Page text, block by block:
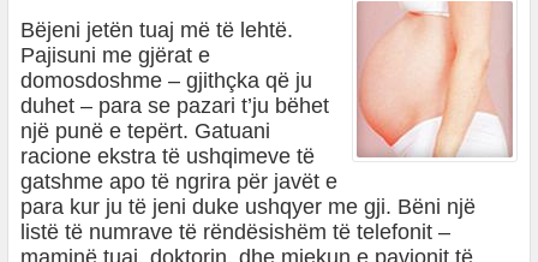
Bëjeni jetën tuaj më të lehtë.
Pajisuni me gjërat e
domosdoshme – gjithçka që ju
duhet – para se pazari t’ju bëhet
një punë e tepërt. Gatuani
racione ekstra të ushqimeve të
gatshme apo të ngrira për javët e
para kur ju të jeni duke ushqyer me gji. Bëni një
listë të numrave të rëndësishëm të telefonit –
maminë tuaj, doktorin, dhe mjekun e pavionit të